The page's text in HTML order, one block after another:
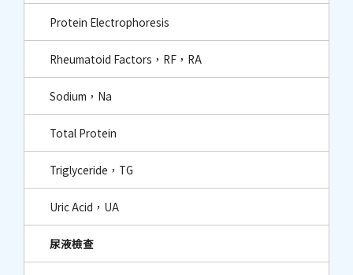
Protein Electrophoresis
Rheumatoid Factors，RF，RA
Sodium，Na
Total Protein
Triglyceride，TG
Uric Acid，UA
尿液檢查